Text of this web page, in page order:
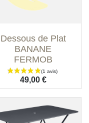
Dessous de Plat
BANANE
FERMOB
Prix
49,00 €